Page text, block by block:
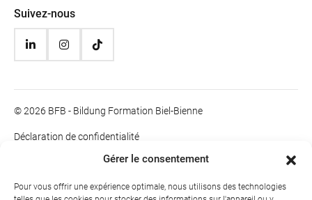
Gérer le consentement
Pour vous offrir une expérience optimale, nous utilisons des technologies
Suivez-nous
© 2026 BFB - Bildung Formation Biel-Bienne
Déclaration de confidentialité
Informations juridiques